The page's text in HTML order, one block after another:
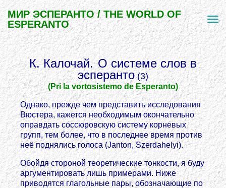
МИР ЭСПЕРАНТО / THE WORLD OF
ESPERANTO
К. Калочай. О системе слов в
эсперанто(3)
(Pri la vortosistemo de Esperanto)
Однако, прежде чем представить исследования
Вюстера, кажется необходимым окончательно
оправдать соссюровскую систему корневых
групп, тем более, что в последнее время против
неё поднялись голоса (Janton, Szerdahelyi).
Обойдя стороной теоретические тонкости, я буду
аргументировать лишь примерами. Ниже
приводятся глагольные пары, обозначающие по